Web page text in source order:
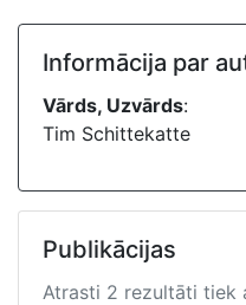
Informācija par
Vārds, Uzvārds:
Tim Schittekatte
Publikācijas
Atrasti 2 rezultāti tiek